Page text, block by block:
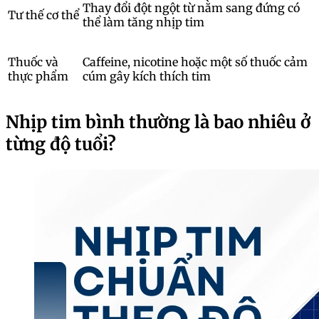
Tư thế cơ thể Thay đổi đột ngột từ nằm sang đứng có
thể làm tăng nhịp tim
Thuốc và
thực phẩm
Caffeine, nicotine hoặc một số thuốc cảm
cúm gây kích thích tim
Nhịp tim bình thường là bao nhiêu ở
từng độ tuổi?